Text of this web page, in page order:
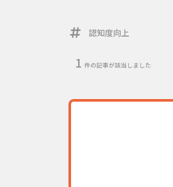
認知度向上
1 件の記事が該当しました